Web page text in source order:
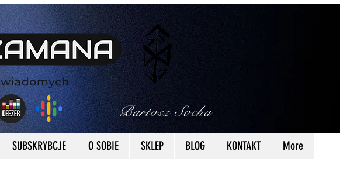
Bartosz Socha
SUBSKRYBCJE O SOBIE SKLEP BLOG KONTAKT More